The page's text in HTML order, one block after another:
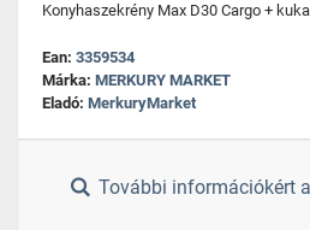
Konyhaszekrény Max D30 Cargo +
Ean: 3359534
Márka: MERKURY MARKET
Eladó: MerkuryMarket
További információkért